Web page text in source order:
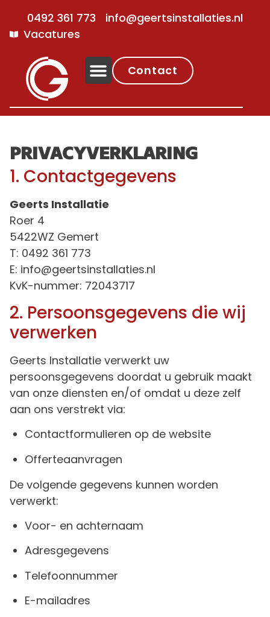
0492 361 773
info@geertsinstallaties.nl
Vacatures
Contact
PRIVACYVERKLARING
1. Contactgegevens
Geerts Installatie
Roer 4
5422WZ Gemert
T: 0492 361 773
E: info@geertsinstallaties.nl
KvK-nummer: 72043717
2. Persoonsgegevens die wij
verwerken
Geerts Installatie verwerkt uw
persoonsgegevens doordat u gebruik maakt
van onze diensten en/of omdat u deze zelf
aan ons verstrekt via:
Contactformulieren op de website
Offerteaanvragen
De volgende gegevens kunnen worden
verwerkt:
Voor- en achternaam
Adresgegevens
Telefoonnummer
E-mailadres